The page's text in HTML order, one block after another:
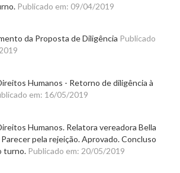
Publicado em: 09/04/2019
da Proposta de Diligência Publicado
Humanos - Retorno de diligência à
em: 16/05/2019
Humanos. Relatora vereadora Bella
pela rejeição. Aprovado. Concluso
turno. Publicado em: 20/05/2019